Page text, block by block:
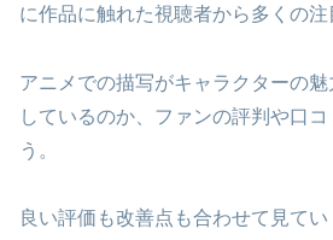
に作品に触れた視聴者から多くの注
アニメでの描写がキャラクターの
しているのか、ファンの評判や口
う。
良い評価も改善点も合わせて見て